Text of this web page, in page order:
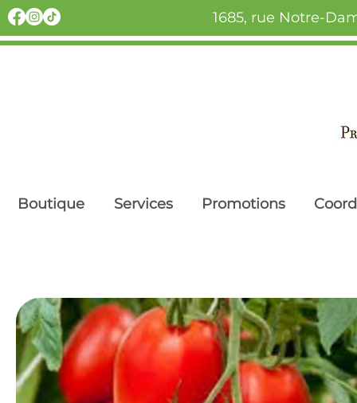
1685, rue Notre-
Boutique Services Promotions